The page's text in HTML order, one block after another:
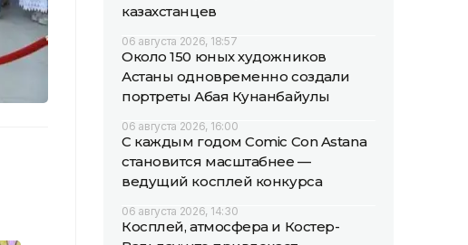
казахстанцев
06 августа 2026, 18:57
Около 150 юных художников
Астаны одновременно создали
портреты Абая Кунанбайулы
06 августа 2026, 16:00
С каждым годом Comic Con Astana
становится масштабнее —
ведущий косплей конкурса
06 августа 2026, 14:30
Косплей, атмосфера и Костер-